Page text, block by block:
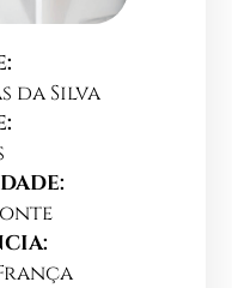
da Silva